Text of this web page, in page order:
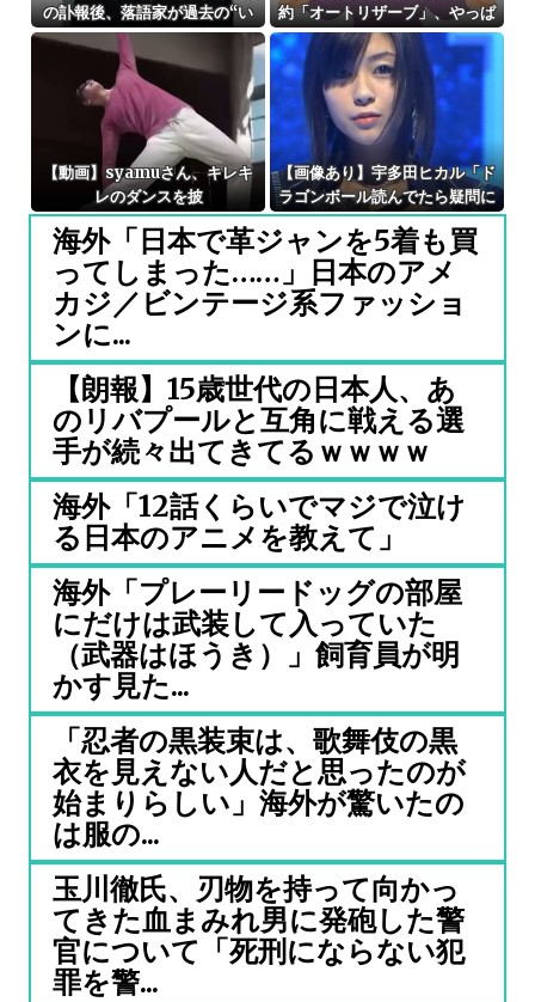
の訃報後、落語家が過去の“い
じめ・暴行被害”を告発
約「オートリザーブ」、やっぱ
ダメそう・・・・・
【動画】syamuさん、キレキ
レのダンスを披
露！！！！！！！
【画像あり】宇多田ヒカル「ド
ラゴンボール読んでたら疑問に
思うところがあったんだけど」
⇒ｗｗ
海外「日本で革ジャンを5着も買
ってしまった……」日本のアメ
カジ／ビンテージ系ファッショ
ンに...
【朗報】15歳世代の日本人、あ
のリバプールと互角に戦える選
手が続々出てきてるｗｗｗｗ
海外「12話くらいでマジで泣け
る日本のアニメを教えて」
海外「プレーリードッグの部屋
にだけは武装して入っていた
（武器はほうき）」飼育員が明
かす見た...
「忍者の黒装束は、歌舞伎の黒
衣を見えない人だと思ったのが
始まりらしい」海外が驚いたの
は服の...
玉川徹氏、刃物を持って向かっ
てきた血まみれ男に発砲した警
官について「死刑にならない犯
罪を警...